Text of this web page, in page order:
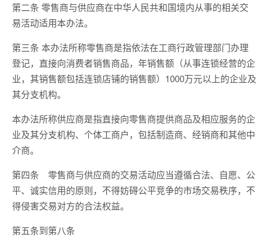
第二条 零售商与供应商在中华人民共和国境内从事的相关交
易活动适用本办法。
第三条 本办法所称零售商是指依法在工商行政管理部门办理
登记，直接向消费者销售商品，年销售额（从事连锁经营的企
业，其销售额包括连锁店铺的销售额）1000万元以上的企业及
其分支机构。
本办法所称供应商是指直接向零售商提供商品及相应服务的企
业及其分支机构、个体工商户，包括制造商、经销商和其他中
介商。
第四条 零售商与供应商的交易活动应当遵循合法、自愿、公
平、诚实信用的原则，不得妨碍公平竞争的市场交易秩序，不
得侵害交易对方的合法权益。
第五条到第八条